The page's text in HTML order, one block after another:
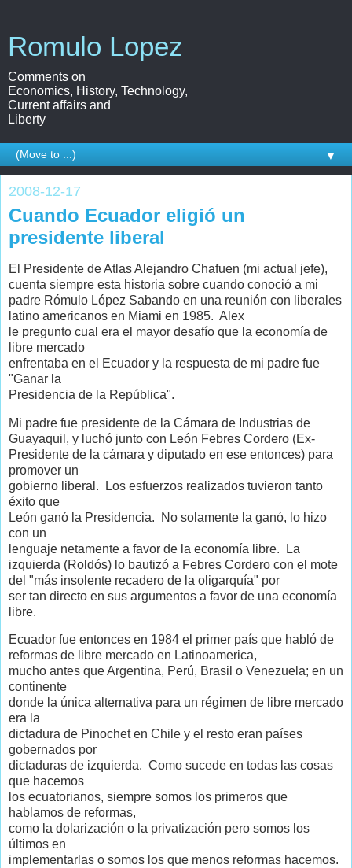
Romulo Lopez
Comments on
Economics, History, Technology,
Current affairs and
Liberty
▼
2008-12-17
Cuando Ecuador eligió un
presidente liberal
El Presidente de Atlas Alejandro Chafuen (mi actual jefe),
cuenta siempre esta historia sobre cuando conoció a mi
padre Rómulo López Sabando en una reunión con liberales
latino americanos en Miami en 1985. Alex
le pregunto cual era el mayor desafío que la economía de
libre mercado
enfrentaba en el Ecuador y la respuesta de mi padre fue
"Ganar la
Presidencia de la República".
Mi padre fue presidente de la Cámara de Industrias de
Guayaquil, y luchó junto con León Febres Cordero (Ex-
Presidente de la cámara y diputado en ese entonces) para
promover un
gobierno liberal. Los esfuerzos realizados tuvieron tanto
éxito que
León ganó la Presidencia. No solamente la ganó, lo hizo
con un
lenguaje netamente a favor de la economía libre. La
izquierda (Roldós) lo bautizó a Febres Cordero con el mote
del "más insolente recadero de la oligarquía" por
ser tan directo en sus argumentos a favor de una economía
libre.
Ecuador fue entonces en 1984 el primer país que habló de
reformas de libre mercado en Latinoamerica,
mucho antes que Argentina, Perú, Brasil o Venezuela; en un
continente
donde la única alternativa para un régimen de libre mercado
era la
dictadura de Pinochet en Chile y el resto eran países
gobernados por
dictaduras de izquierda. Como sucede en todas las cosas
que hacemos
los ecuatorianos, siempre somos los primeros que
hablamos de reformas,
como la dolarización o la privatización pero somos los
últimos en
implementarlas o somos los que menos reformas hacemos.